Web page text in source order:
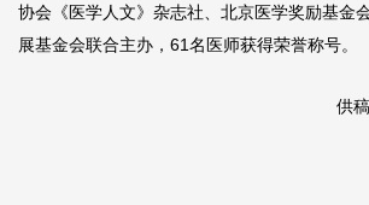
协会《医学人文》杂志社、北京医学奖励基金
展基金会联合主办，61名医师获得荣誉称号。
供